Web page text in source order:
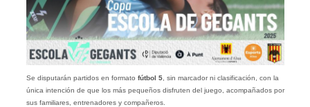
Se disputarán partidos en formato fútbol 5, sin marcador ni clasificación, con la
única intención de que los más pequeños disfruten del juego, acompañados por
sus familiares, entrenadores y compañeros.